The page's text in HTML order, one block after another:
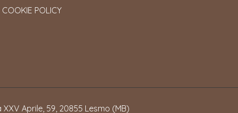
COOKIE POLICY
Aprile, 59, 20855 Lesmo (MB)